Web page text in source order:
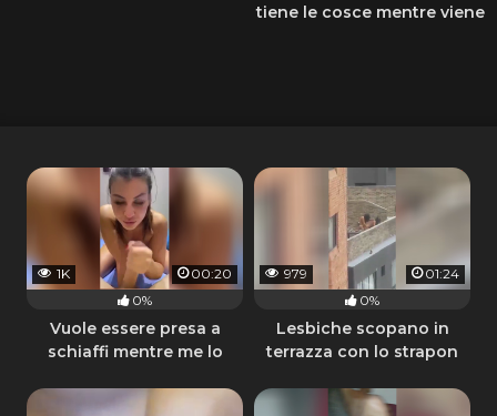
tiene le cosce mentre viene
1K
00:20
0%
Vuole essere presa a
schiaffi mentre me lo
979
01:24
0%
Lesbiche scopano in
terrazza con lo strapon